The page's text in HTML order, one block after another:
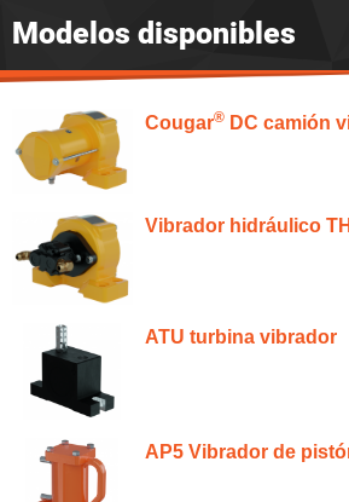
Modelos disponibles
Cougar®DC camión
Vibrador hidráulico
ATU turbina vibrador
AP5 Vibrador de